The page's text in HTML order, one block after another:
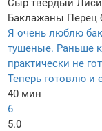
Сыр твердый
Баклажаны Перец
Я очень люблю
тушеные. Раньше
практически не
Теперь готовлю и
40 мин
6
5.0